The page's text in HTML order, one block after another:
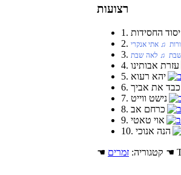
רצועות
1. יסוד החסידות
♫ אתי אנקרי
♫ לאה שבת
4. עזרת אבותינו
5. יהא רעוא
6. כבד את אביך
7. נישט ווייט
8. כרחם אב
9. אוי טאטי
10. הנה אנוכי
☚ קטגוריה: זמרים ☚